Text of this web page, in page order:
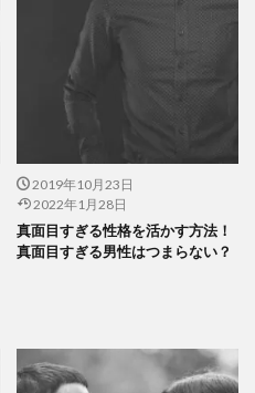
2019年10月23日
2022年1月28日
真面目すぎる性格を活かす方法！
真面目すぎる男性はつまらない？